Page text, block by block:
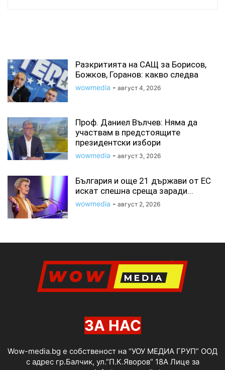
Разкритията на САЩ за Борисов,
Божков, Горанов: какво следва
wowmedia - август 4, 2026
Проф. Даниел Вълчев: Няма да
участвам в предстоящите
президентски избори
wowmedia - август 3, 2026
България и още 21 държави от ЕС
искат спешна среща заради...
wowmedia - август 2, 2026
ЗА НАС
Wow-media.bg е собственост на “УОУ МЕДИА ГРУП” ООД
с адрес гр.Балчик, ул.”П.К.Яворов” 18А Лице за